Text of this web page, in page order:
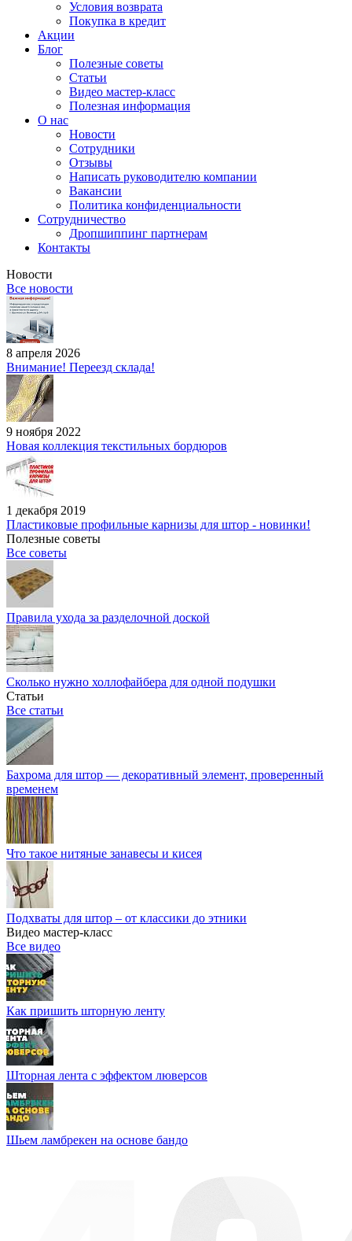
Условия возврата
Покупка в кредит
Акции
Блог
Полезные советы
Статьи
Видео мастер-класс
Полезная информация
О нас
Новости
Сотрудники
Отзывы
Написать руководителю компании
Вакансии
Политика конфиденциальности
Сотрудничество
Дропшиппинг партнерам
Контакты
Новости
Все новости
8 апреля 2026
Внимание! Переезд склада!
9 ноября 2022
Новая коллекция текстильных бордюров
1 декабря 2019
Пластиковые профильные карнизы для штор - новинки!
Полезные советы
Все советы
Правила ухода за разделочной доской
Сколько нужно холлофайбера для одной подушки
Статьи
Все статьи
Бахрома для штор — декоративный элемент, проверенный
временем
Что такое нитяные занавесы и кисея
Подхваты для штор – от классики до этники
Видео мастер-класс
Все видео
Как пришить шторную ленту
Шторная лента с эффектом люверсов
Шьем ламбрекен на основе бандо